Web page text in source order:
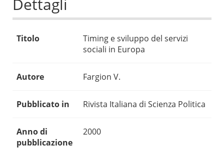
Dettagli
Titolo
Timing e sviluppo del servizi
sociali in Europa
Autore Fargion V.
Pubblicato in Rivista Italiana di Scienza Politica
Anno di
pubblicazione
2000